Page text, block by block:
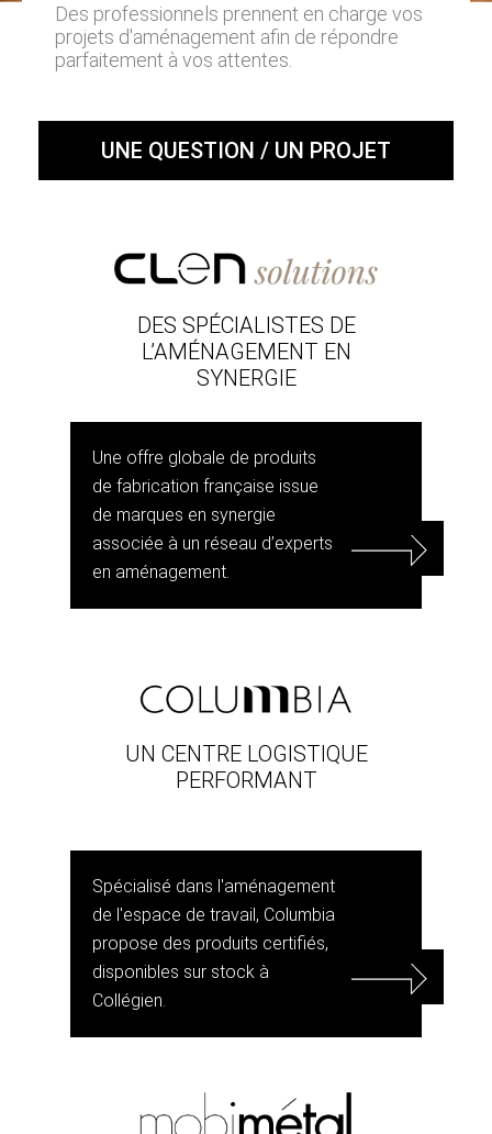
Des professionnels prennent en charge vos
projets d'aménagement afin de répondre
parfaitement à vos attentes.
UNE QUESTION / UN PROJET
DES SPÉCIALISTES DE
L’AMÉNAGEMENT EN
SYNERGIE
Une offre globale de produits
de fabrication française issue
de marques en synergie
associée à un réseau d’experts
en aménagement.
UN CENTRE LOGISTIQUE
PERFORMANT
Spécialisé dans l'aménagement
de l'espace de travail, Columbia
propose des produits certifiés,
disponibles sur stock à
Collégien.